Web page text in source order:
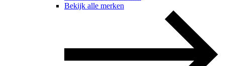
Bekijk alle merken